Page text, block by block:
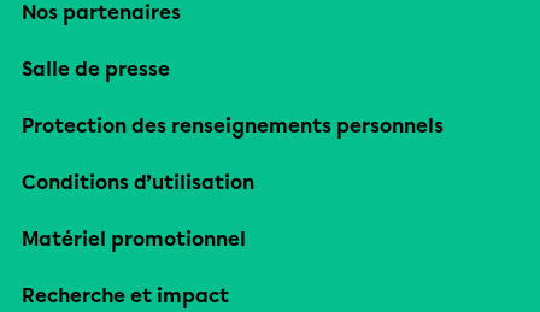
Nos partenaires
Salle de presse
Protection des renseignements personnels
Conditions d’utilisation
Matériel promotionnel
Recherche et impact